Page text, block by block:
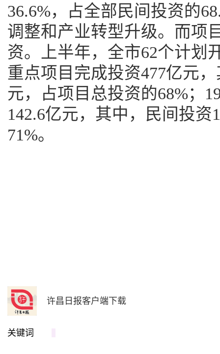
36.6%，占全部民间投资的
调整和产业转型升级。而项
资。上半年，全市62个计划
重点项目完成投资477亿元
元，占项目总投资的68%；
142.6亿元，其中，民间投
71%。
许昌日报客户端下载
关键词